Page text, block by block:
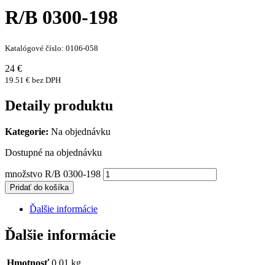
R/B 0300-198
Katalógové číslo: 0106-058
24 €
19.51 € bez DPH
Detaily produktu
Kategorie: Na objednávku
Dostupné na objednávku
množstvo R/B 0300-198
Pridať do košíka
Ďalšie informácie
Ďalšie informácie
Hmotnosť 0,01 kg